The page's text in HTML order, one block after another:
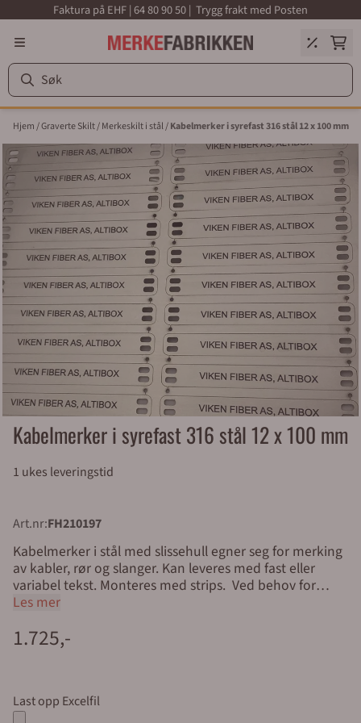
Hopp til innholdFaktura på EHF | 64 80 90 50 | Trygg frakt med Posten
Hjem/Graverte Skilt/Merkeskilt i stål/Kabelmerker i syrefast 316 stål 12 x 100 mm
Kabelmerker i syrefast 316 stål 12 x 100 mm
1 ukes leveringstid
Art.nr:FH210197
Kabelmerker i stål med slissehull egner seg for merking
av kabler, rør og slanger. Kan leveres med fast eller
variabel tekst. Monteres med strips. Ved behov for
holdbar merking av kabel i krevende miljøer utendørs
stål. Merkeskilt for kabel kan leveres med serienummer,
variabel tekst eller fast tekst etter kundens ønske.
levering: Last opp Excel fil Velg antall skilt Gå til kassen
Les mer
1.725,-
Last opp Excelfil